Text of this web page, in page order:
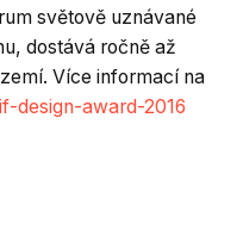
světově uznávané
dostává ročně až
Více informací na
design-award-2016